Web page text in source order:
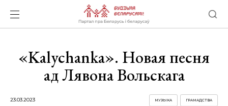
«Kalychanka». Новая песня
ад Лявона Вольскага
23.03.2023 ГРАМАДСТВА
МУЗЫКА